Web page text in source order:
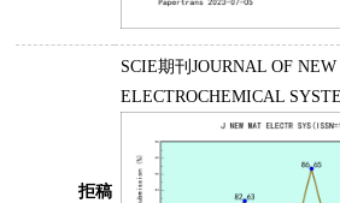
拒稿
SCIE期刊JOURNAL OF
ELECTROCHEMICAL